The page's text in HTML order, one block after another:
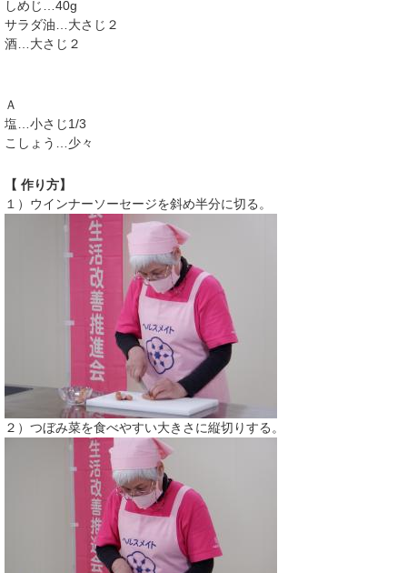
しめじ…40g
サラダ油…大さじ２
酒…大さじ２
Ａ
塩…小さじ1/3
こしょう…少々
【 作り方】
１）ウインナーソーセージを斜め半分に切る。
２）つぼみ菜を食べやすい大きさに縦切りする。